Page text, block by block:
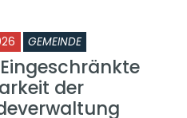
GEMEINDE
der